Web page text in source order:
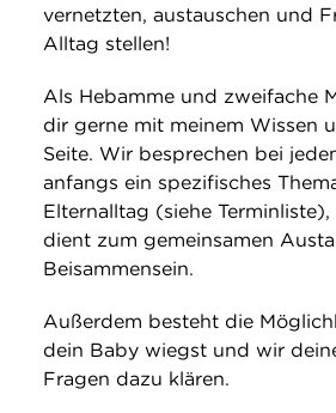
vernetzten, austauschen und
Alltag stellen!
Als Hebamme und zweifache
dir gerne mit meinem Wissen
Seite. Wir besprechen bei
anfangs ein spezifisches
Elternalltag (siehe
dient zum gemeinsamen
Beisammensein.
Außerdem besteht die
dein Baby wiegst und wir
Fragen dazu klären.